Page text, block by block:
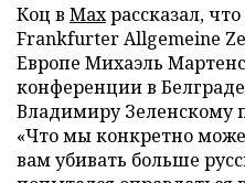
Коц в Махрассказал,
Frankfurter Allgemeine
Европе Михаэль
конференции в
Владимиру Зеленскому
«Что мы конкретно
вам убивать больше